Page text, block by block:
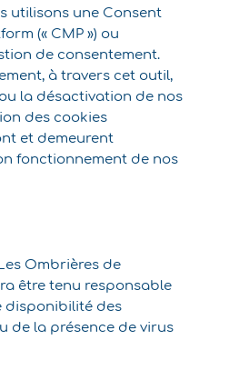
utilisons une Consent
(« CMP ») ou
de consentement.
à travers cet outil,
la désactivation de nos
des cookies
et demeurent
fonctionnement de nos
Ombrières de
être tenu responsable
disponibilité des
de la présence de virus